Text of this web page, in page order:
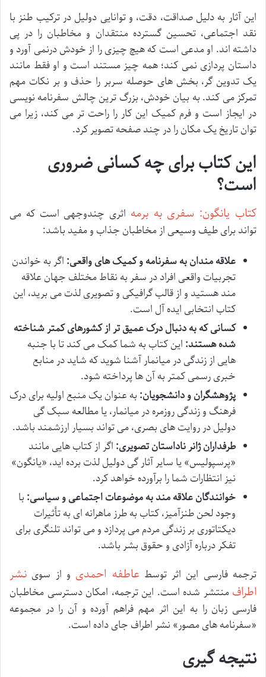
این آثار به دلیل صداقت، دقت، و توانایی دولیل در ترکیب طنز با
نقد اجتماعی، تحسین گسترده منتقدان و مخاطبان را در پی
داشته اند. او مدعی است که هیچ چیزی را از خودش درنمی آورد و
داستان پردازی نمی کند؛ همه چیز مستند است و او فقط مانند
یک تدوین گر، بخش های حوصله سربر را حذف و بر نکات مهم
تمرکز می کند. به بیان خودش، بزرگ ترین چالش سفرنامه نویسی
در ایجاز است و فرم کمیک این کار را راحت تر می کند، زیرا می
توان تاریخ یک مکان را در چند صفحه تصویر کرد.
این کتاب برای چه کسانی ضروری
است؟
کتاب یانگون: سفری به برمه اثری چندوجهی است که می
تواند برای طیف وسیعی از مخاطبان جذاب و مفید باشد:
علاقه مندان به سفرنامه و کمیک های واقعی: اگر به خواندن
تجربیات واقعی افراد در سفر به نقاط مختلف جهان علاقه
مند هستید و از قالب گرافیکی و تصویری لذت می برید، این
کتاب انتخابی ایده آل است.
کسانی که به دنبال درک عمیق تر از کشورهای کمتر شناخته
شده هستند: این کتاب به شما کمک می کند تا با جنبه
هایی از زندگی در میانمار آشنا شوید که شاید در منابع
خبری رسمی کمتر به آن ها پرداخته شود.
پژوهشگران و دانشجویان: به عنوان یک منبع اولیه برای درک
فرهنگ و زندگی روزمره در میانمار، یا مطالعه سبک گی
دولیل در روایت های بصری، می تواند بسیار ارزشمند باشد.
طرفداران ژانر ناداستان تصویری: اگر از کتاب هایی مانند
«پرسپولیس» یا سایر آثار گی دولیل لذت برده اید، «یانگون»
نیز انتظارات شما را برآورده خواهد کرد.
خوانندگان علاقه مند به موضوعات اجتماعی و سیاسی: با
وجود لحن طنزآمیز، کتاب به طرز ماهرانه ای به تأثیرات
دیکتاتوری بر زندگی مردم می پردازد و می تواند تلنگری برای
تفکر درباره آزادی و حقوق بشر باشد.
ترجمه فارسی این اثر توسط عاطفه احمدی و از سوی نشر
اطراف منتشر شده است. این ترجمه، امکان دسترسی مخاطبان
فارسی زبان را به این اثر مهم فراهم آورده و آن را در مجموعه
«سفرنامه های مصور» نشر اطراف جای داده است.
نتیجه گیری